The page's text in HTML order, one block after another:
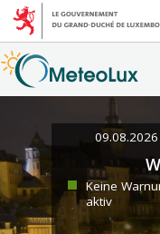
09.08.2026
Keine
aktiv